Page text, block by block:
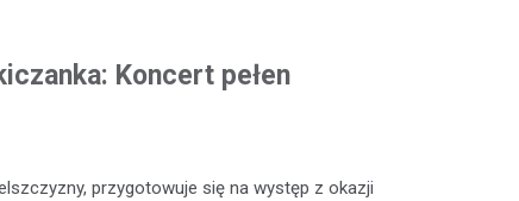
Koncert pełen
przygotowuje się na występ z okazji